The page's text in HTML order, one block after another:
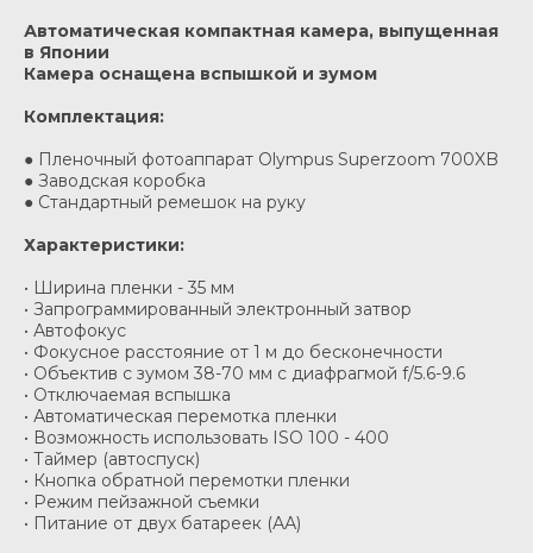
Автоматическая компактная камера, выпущенная
в Японии
Камера оснащена вспышкой и зумом
Комплектация:
● Пленочный фотоаппарат Olympus Superzoom 700XB
● Заводская коробка
● Стандартный ремешок на руку
Характеристики:
• Ширина пленки - 35 мм
• Запрограммированный электронный затвор
• Автофокус
• Фокусное расстояние от 1 м до бесконечности
• Объектив с зумом 38-70 мм с диафрагмой f/5.6-9.6
• Отключаемая вспышка
• Автоматическая перемотка пленки
• Возможность использовать ISO 100 - 400
• Таймер (автоспуск)
• Кнопка обратной перемотки пленки
• Режим пейзажной съемки
• Питание от двух батареек (АА)